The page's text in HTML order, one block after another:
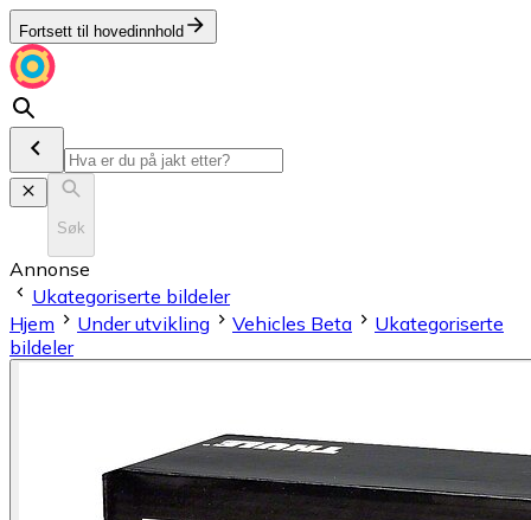
Fortsett til hovedinnhold
Søk
Annonse
Ukategoriserte bildeler
Hjem
Under utvikling Vehicles Beta
Ukategoriserte
bildeler